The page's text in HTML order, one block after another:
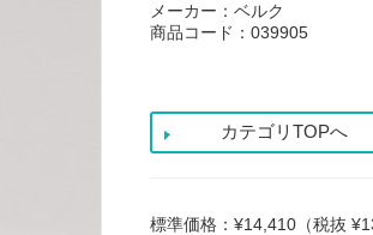
メーカー：ベルク
商品コード：039905
カテゴリTOPへ
標準価格：¥14,410（税抜